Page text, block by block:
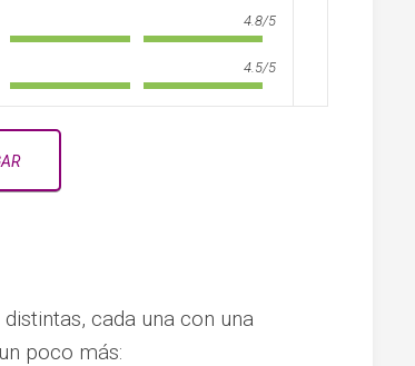
4.8/5
4.5/5
cada una con una
poco más: